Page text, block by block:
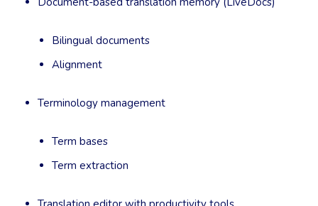
Bilingual documents
Alignment
Terminology management
Term bases
Term extraction